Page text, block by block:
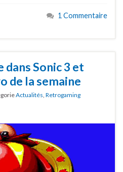
1 Commentaire
Sonic 3 et
de la semaine
Actualités Retrogaming